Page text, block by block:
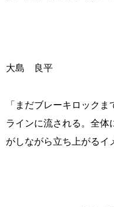
大島 良平
「まだブレーキロック
ラインに流される。全体
がしながら立ち上がるイ